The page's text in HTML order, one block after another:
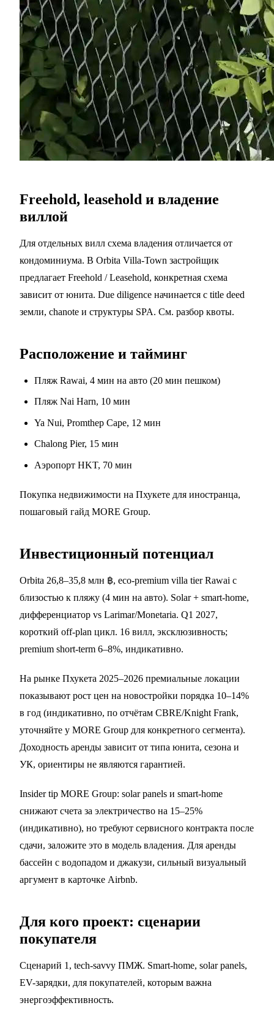
Freehold, leasehold и владение
виллой
Для отдельных вилл схема владения отличается от
кондоминиума. В Orbita Villa-Town застройщик
предлагает Freehold / Leasehold, конкретная схема
зависит от юнита. Due diligence начинается с title deed
земли, chanote и структуры SPA. См. разбор квоты.
Расположение и тайминг
Пляж Rawai, 4 мин на авто (20 мин пешком)
Пляж Nai Harn, 10 мин
Ya Nui, Promthep Cape, 12 мин
Chalong Pier, 15 мин
Аэропорт HKT, 70 мин
Покупка недвижимости на Пхукете для иностранца,
пошаговый гайд MORE Group.
Инвестиционный потенциал
Orbita 26,8–35,8 млн ฿, eco-premium villa tier Rawai с
близостью к пляжу (4 мин на авто). Solar + smart-home,
дифференциатор vs Larimar/Monetaria. Q1 2027,
короткий off-plan цикл. 16 вилл, эксклюзивность;
premium short-term 6–8%, индикативно.
На рынке Пхукета 2025–2026 премиальные локации
показывают рост цен на новостройки порядка 10–14%
в год (индикативно, по отчётам CBRE/Knight Frank,
уточняйте у MORE Group для конкретного сегмента).
Доходность аренды зависит от типа юнита, сезона и
УК, ориентиры не являются гарантией.
Insider tip MORE Group: solar panels и smart-home
снижают счета за электричество на 15–25%
(индикативно), но требуют сервисного контракта после
сдачи, заложите это в модель владения. Для аренды
бассейн с водопадом и джакузи, сильный визуальный
аргумент в карточке Airbnb.
Для кого проект: сценарии
покупателя
Сценарий 1, tech-savvy ПМЖ. Smart-home, solar panels,
EV-зарядки, для покупателей, которым важна
энергоэффективность.